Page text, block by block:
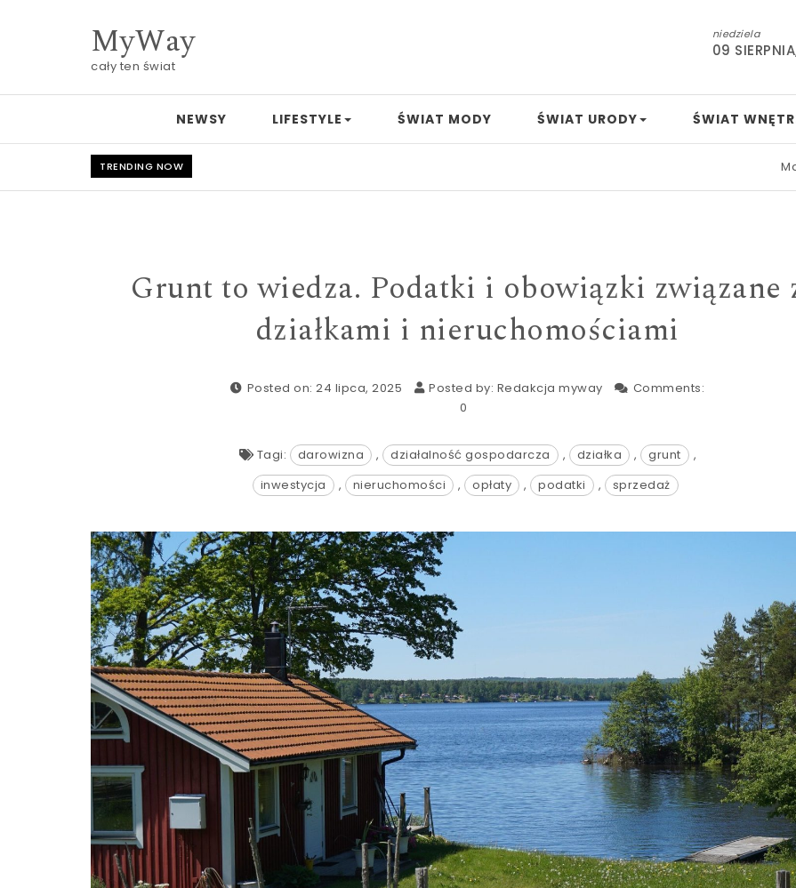
MyWay
cały ten świat
niedziela
09
NEWSY LIFESTYLE ŚWIAT MODY ŚWIAT URODY ŚWIAT
TRENDING NOW Mamo,
Grunt to wiedza. Podatki i obowiązki związane
działkami i nieruchomościami
Posted on: 24 lipca, 2025 Posted by: Redakcja myway
Comments:
0
Tagi: darowizna , działalność gospodarcza , działka , grunt
,
inwestycja
, nieruchomości , opłaty , podatki , sprzedaż